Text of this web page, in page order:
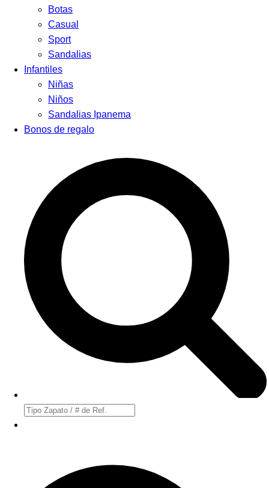
Botas
Casual
Sport
Sandalias
Infantiles
Niñas
Niños
Sandalias Ipanema
Bonos de regalo
Búsqueda